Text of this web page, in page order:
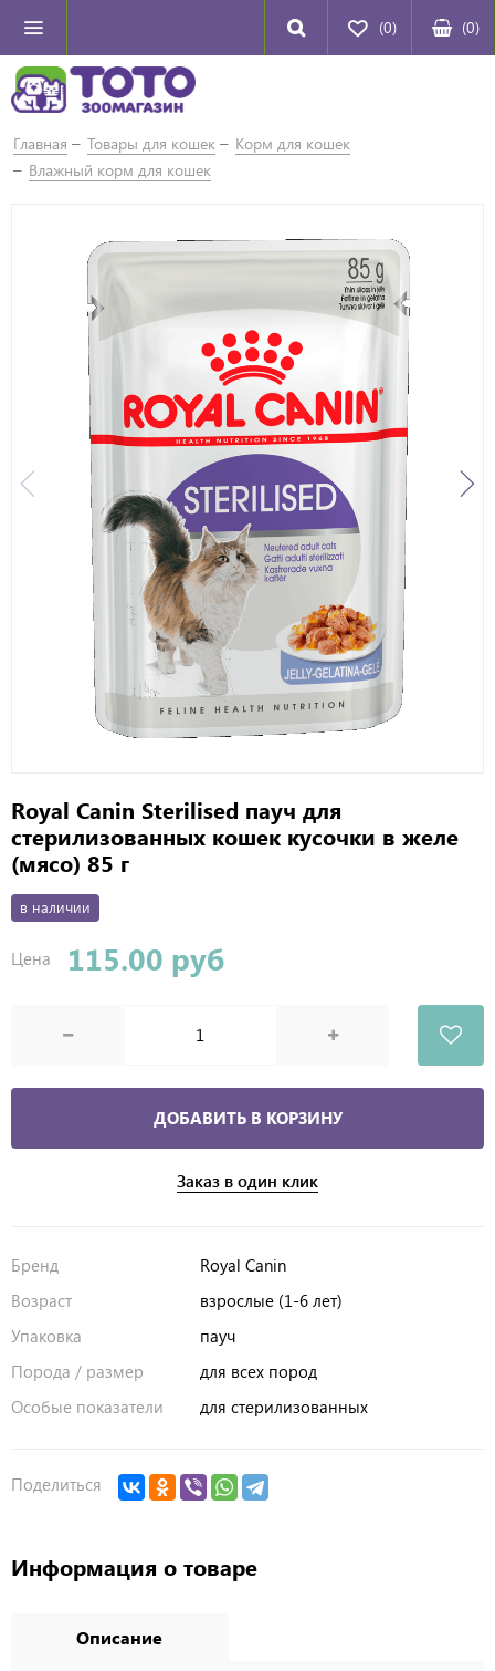
(0) (0)
Главная Товары для кошек
Корм для кошек
Влажный корм для кошек
Royal Canin Sterilised пауч для
стерилизованных кошек кусочки в желе
(мясо) 85 г
в наличии
Цена 115.00 руб
ДОБАВИТЬ В КОРЗИНУ
Заказ в один клик
Бренд
Royal Canin
Возраст
взрослые (1-6 лет)
Упаковка
пауч
Порода / размер
для всех пород
Особые показатели
для стерилизованных
Поделиться
Информация о товаре
Описание